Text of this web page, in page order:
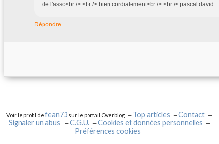
de l'asso<br /> <br /> bien cordialement<br /> <br /> pascal david
Répondre
Voir le profil defean73 sur le portail Overblog Top articles
Contact
Signaler un abus
C.G.U.
Cookies et données personnelles
Préférences cookies